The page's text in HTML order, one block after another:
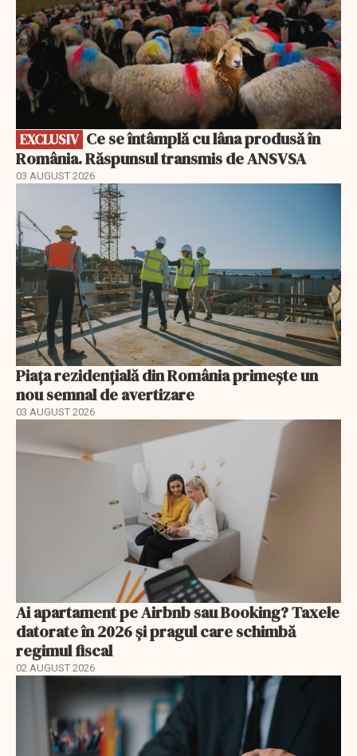
EXCLUSIV
România. Răspunsul transmis de ANSVSA
03 AUGUST 2026
Piața rezidențială din România primește un
nou semnal de avertizare
03 AUGUST 2026
Ai apartament pe Airbnb sau Booking? Taxele
datorate în 2026 și pragul care schimbă
regimul fiscal
02 AUGUST 2026